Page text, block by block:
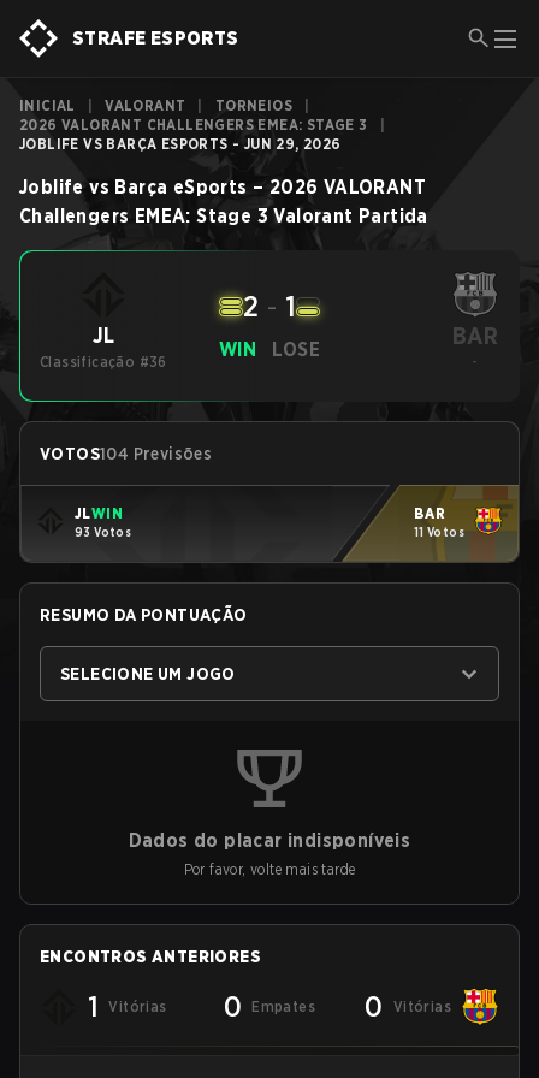
STRAFE ESPORTS
INICIAL VALORANT TORNEIOS
2026 VALORANT CHALLENGERS EMEA: STAGE 3
JOBLIFE VS BARÇA ESPORTS - JUN 29, 2026
Joblife vs Barça eSports – 2026 VALORANT
Challengers EMEA: Stage 3 Valorant Partida
JL
Classificação #36
WIN
2 - 1
LOSE BAR
-
VOTOS104 Previsões
JLWIN
93 Votos
BAR
11 Votos
RESUMO DA PONTUAÇÃO
SELECIONE UM JOGO
Dados do placar indisponíveis
Por favor, volte mais tarde
ENCONTROS ANTERIORES
1 Vitórias 0 Empates 0 Vitórias